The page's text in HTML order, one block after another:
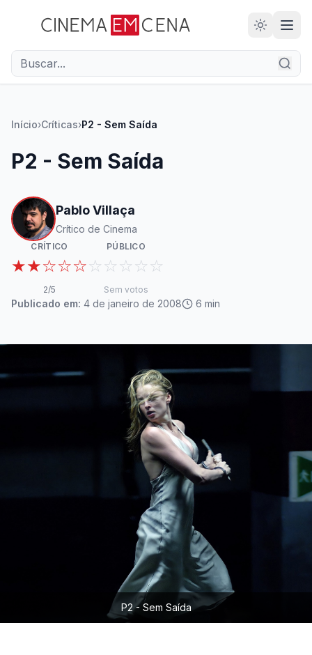
28
ANOS
Início›Críticas›P2 - Sem Saída
P2 - Sem Saída
Pablo Villaça
Crítico de Cinema
CRÍTICO
★★☆☆☆
2/5
PÚBLICO
☆☆☆☆☆
Sem votos
Publicado em: 4 de janeiro de 2008 6 min
P2 - Sem Saída